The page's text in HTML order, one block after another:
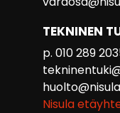
TEKNINEN
p. 010 289
Nisula